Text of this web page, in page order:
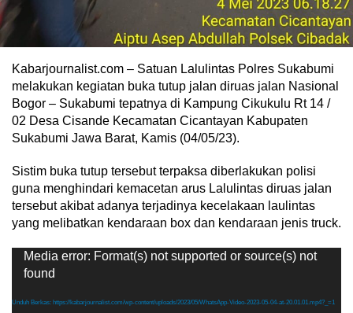
Kabarjournalist.com – Satuan Lalulintas Polres Sukabumi
melakukan kegiatan buka tutup jalan diruas jalan Nasional
Bogor – Sukabumi tepatnya di Kampung Cikukulu Rt 14 /
02 Desa Cisande Kecamatan Cicantayan Kabupaten
Sukabumi Jawa Barat, Kamis (04/05/23).
Sistim buka tutup tersebut terpaksa diberlakukan polisi
guna menghindari kemacetan arus Lalulintas diruas jalan
tersebut akibat adanya terjadinya kecelakaan laulintas
yang melibatkan kendaraan box dan kendaraan jenis truck.
Pemutar
Video
Media error: Format(s) not supported or source(s) not
found
Unduh Berkas: https://kabarjournalist.com/wp-content/uploads/2023/05/WhatsApp-Video-2023-05-04-at-20.01.01.mp4?_=1